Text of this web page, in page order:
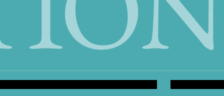
のお客様もお得に
れた隠れ家空間で
ダブルベッ
リーズ